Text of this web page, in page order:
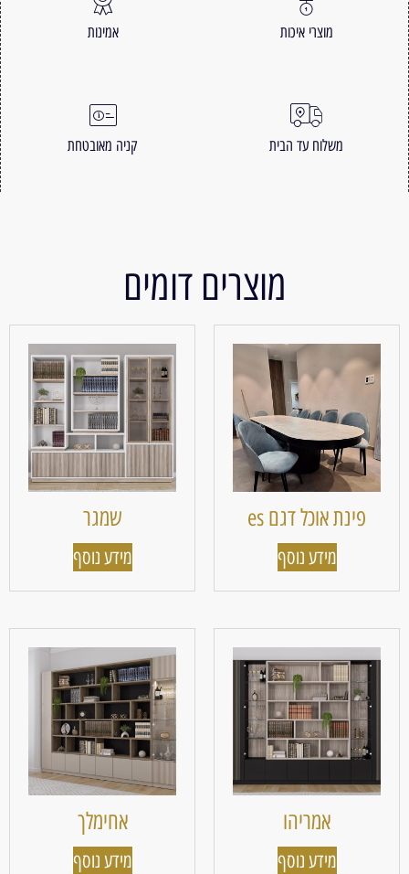
מוצרי איכות אמינות
משלוח עד הבית קניה מאובטחת
מוצרים דומים
פינת אוכל דגם es
מידע נוסף
שמגר
מידע נוסף
אמריהו
מידע נוסף
אחימלך
מידע נוסף